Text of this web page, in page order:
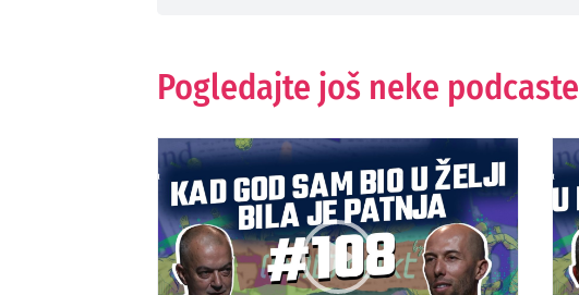
Pogledajte još neke podcaste